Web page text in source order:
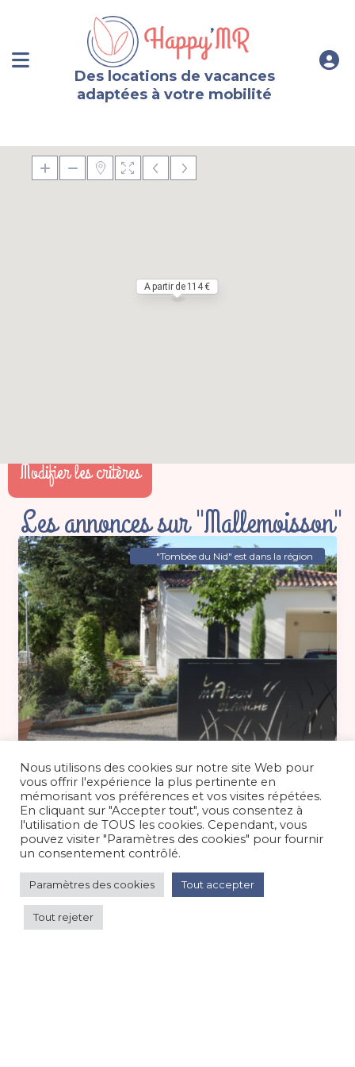
Des locations de vacances
adaptées à votre mobilité
A partir de 114 €
Modifier les critères
Les annonces sur "Mallemoisson"
A partir de 114 €/nuit
"Tombée du Nid" est dans la région
Gîte La Maison Blanche, Alpes-de-
Haute-Provence
Maison/villa/chalet/gîte/Campagne
Nous utilisons des cookies sur notre site Web pour
vous offrir l'expérience la plus pertinente en
mémorisant vos préférences et vos visites répétées.
En cliquant sur "Accepter tout", vous consentez à
l'utilisation de TOUS les cookies. Cependant, vous
pouvez visiter "Paramètres des cookies" pour fournir
un consentement contrôlé.
Paramètres des cookies Tout accepter
Tout rejeter